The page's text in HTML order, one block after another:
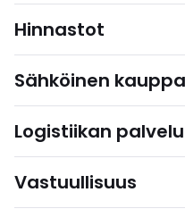
Hinnastot
Sähköinen kauppa
Logistiikan
Vastuullisuus